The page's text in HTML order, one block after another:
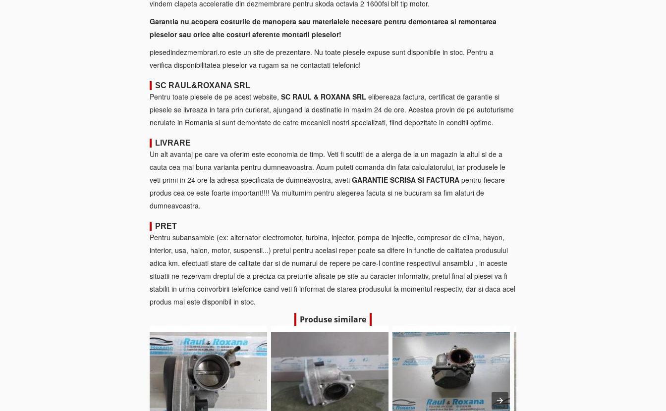
vindem clapeta acceleratie din dezmembrare pentru skoda octavia 2 1600fsi blf tip motor.
Garantia nu acopera costurile de manopera sau materialele necesare pentru demontarea si remontarea
pieselor sau orice alte costuri aferente montarii pieselor!
piesedindezmembrari.ro este un site de prezentare. Nu toate piesele expuse sunt disponibile in stoc. Pentru a
verifica disponibilitatea pieselor va rugam sa ne contactati telefonic!
SC RAUL&ROXANA SRL
Pentru toate piesele de pe acest website, SC RAUL & ROXANA SRL elibereaza factura, certificat de garantie si
piesele se livreaza in tara prin curierat, ajungand la destinatie in maxim 24 de ore. Acestea provin de pe autoturisme
nerulate in Romania si sunt demontate de catre mecanicii nostri specializati, fiind depozitate in conditii optime.
LIVRARE
Un alt avantaj pe care va oferim este economia de timp. Veti fi scutiti de a alerga de la un magazin la altul si de a
cauta cea mai buna varianta pentru dumneavoastra. Acum puteti comanda din fata calculatorului, iar produsele le
veti primi in 24 ore la adresa specificata de dumneavostra, aveti GARANTIE SCRISA SI FACTURA pentru fiecare
produs cea ce este foarte important!!!! Va multumim pentru alegerea facuta si ne bucuram sa fim alaturi de
dumneavoastra.
PRET
Pentru subansamble (ex: alternator electromotor, turbina, injector, pompa de injectie, compresor de clima, hayon,
interior, usa, haion, motor, suspensii...) pretul pentru acelasi reper poate sa difere in functie de calitatea produsului
adica km. efectuati stare de calitate dar si de numarul de repere pe care-l contine respectivul ansamblu , in aceste
situatii ne rezervam dreptul de a preciza ca preturile afisate pe site au caracter informativ, pretul final al piesei va fi
stabilit in urma convorbirii telefonice cand veti fi informat de starea produsului la momentul respectiv, dar si daca acel
produs mai este disponibil in stoc.
Produse similare